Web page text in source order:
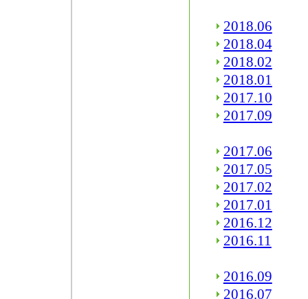
2018.06
2018.04
2018.02
2018.01
2017.10
2017.09
2017.06
2017.05
2017.02
2017.01
2016.12
2016.11
2016.09
2016.07